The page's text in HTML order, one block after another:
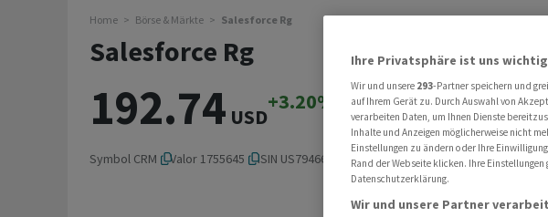
Home Börse & Märkte Salesforce Rg
Salesforce Rg
192.74 USD
+3.20% +5.97
Symbol CRM Valor 1755645 ISIN US79466L3024
Ihre Privatsphäre ist uns wichtig
Wir und unsere 293-Partner speichern und
auf Ihrem Gerät zu. Durch Auswahl von
verarbeiten Daten, um Ihnen Dienste
Inhalte und Anzeigen möglicherweise nicht
Einstellungen zu ändern oder Ihre
Rand der Webseite klicken. Ihre
Datenschutzerklärung.
Wir und unsere Partner